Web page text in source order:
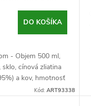
DO KOŠÍKA
- Objem 500 ml,
cínová zliatina
a kov, hmotnosť
Kód:ART93338